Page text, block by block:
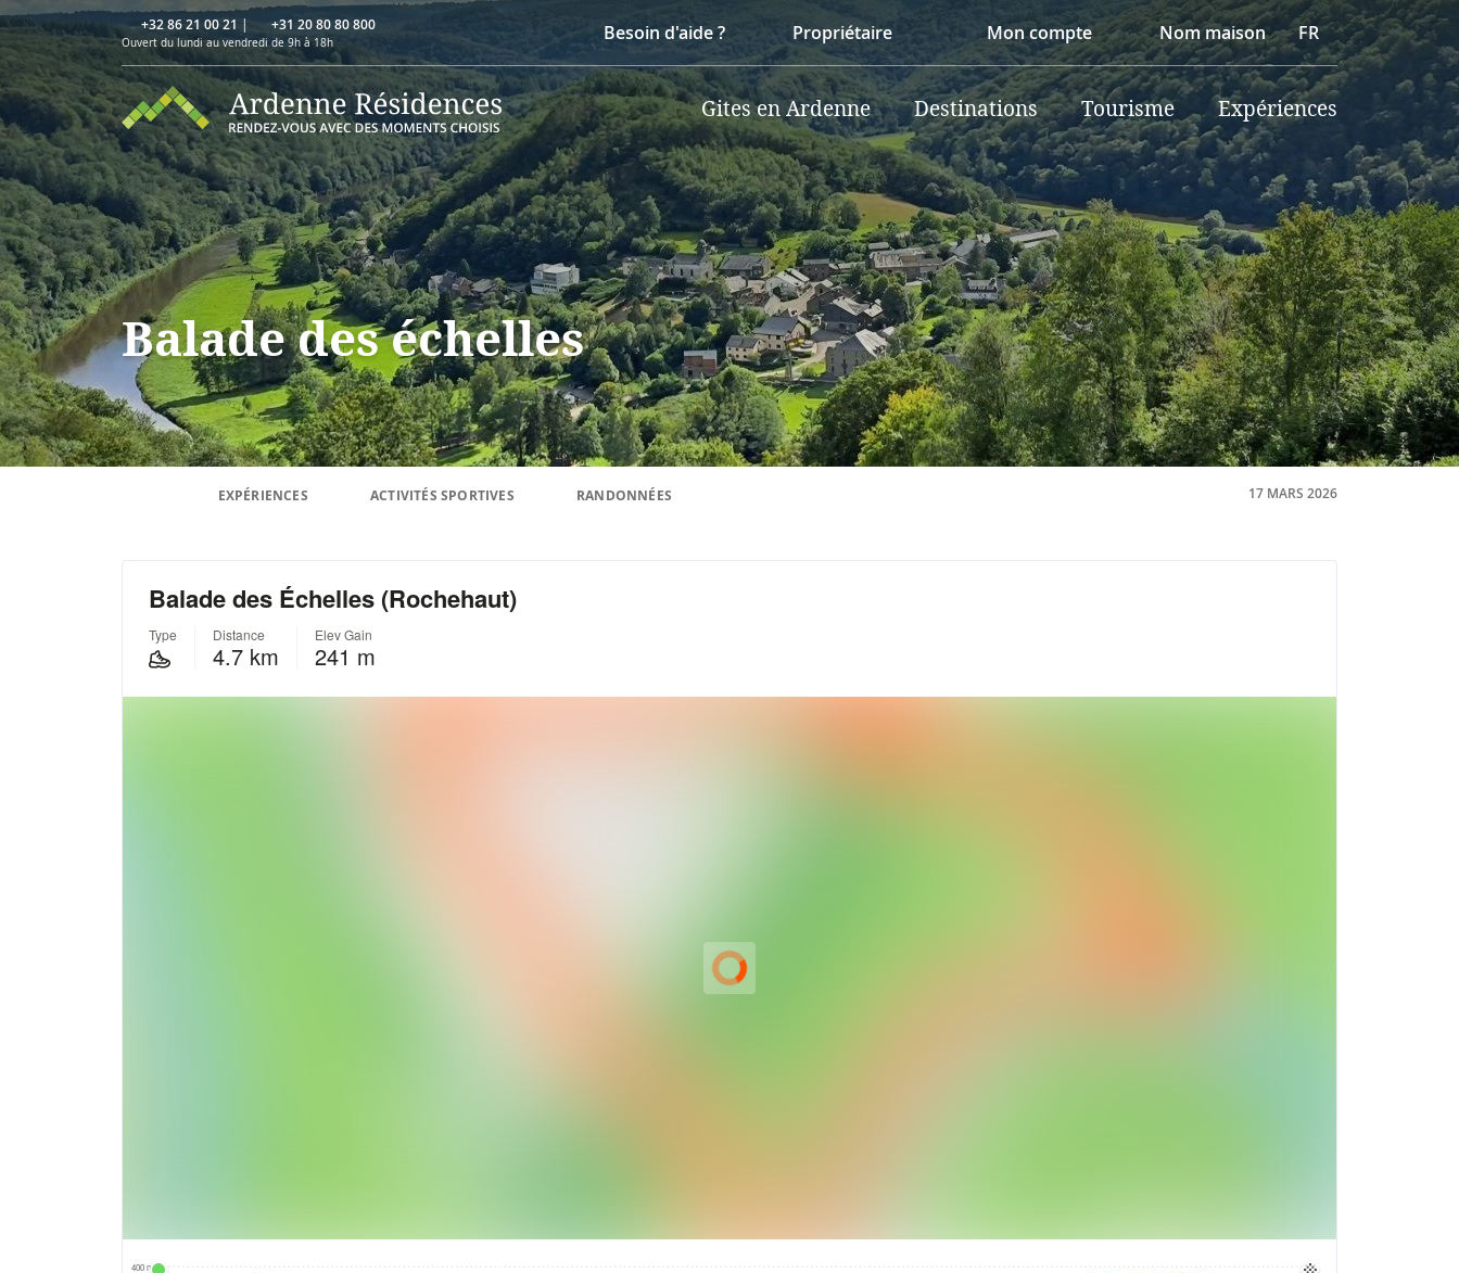
+32 86 21 00 21 | +31 20 80 80 800
Ouvert du lundi au vendredi de 9h à 18h Besoin d'aide ? Propriétaire Mon compte Nom maison FR
Gites en Ardenne Destinations Tourisme Expériences
Balade des échelles
EXPÉRIENCES ACTIVITÉS SPORTIVES RANDONNÉES 17 MARS 2026